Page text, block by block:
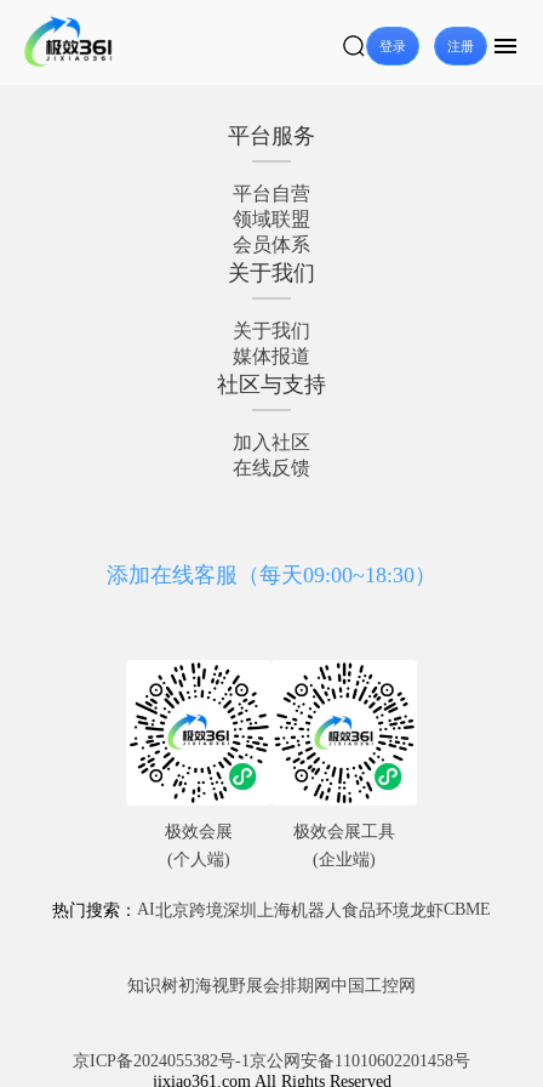
登录 注册
平台服务
平台自营
领域联盟
会员体系
关于我们
关于我们
媒体报道
社区与支持
加入社区
在线反馈
添加在线客服（每天09:00~18:30）
热门搜索： AI北京跨境深圳 上海机器人食品环境龙虾CBME
知识树初海视野展会排期网 中国工控网
京ICP备2024055382号-1京公网安备11010602201458号
jixiao361.com All Rights Reserved
极效会展
(个人端)
极效会展工具
(企业端)